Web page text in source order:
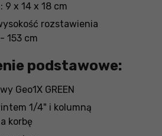
x 14 x 18 cm
rozstawienia
153 cm
podstawowe:
Geo1X GREEN
1/4" i kolumną
korbę